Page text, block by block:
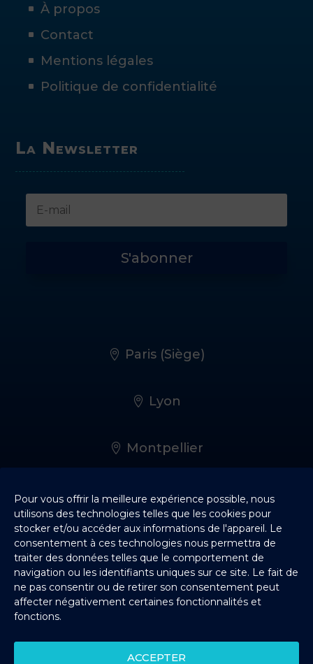
Pour vous offrir la meilleure expérience possible, nous
utilisons des technologies telles que les cookies pour
stocker et/ou accéder aux informations de l'appareil. Le
consentement à ces technologies nous permettra de
traiter des données telles que le comportement de
navigation ou les identifiants uniques sur ce site. Le fait de
ne pas consentir ou de retirer son consentement peut
affecter négativement certaines fonctionnalités et
fonctions.
ACCEPTER
À propos
Contact
Mentions légales
Politique de confidentialité
La Newsletter
S'abonner
Paris (Siège)
Lyon
Montpellier
Rennes
Bordeaux
Nantes
Lille